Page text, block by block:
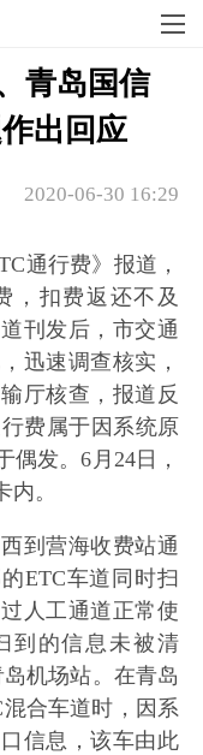
青岛国信
出回应
2020-06-30 16:29
通行费》报道，
，扣费返还不及
刊发后，市交通
迅速调查核实，
厅核查，报道反
费属于因系统原
偶发。6月24日，
。
到营海收费站通
ETC车道同时扫
人工通道正常使
到的信息未被清
机场站。在青岛
合车道时，因系
信息，该车由此